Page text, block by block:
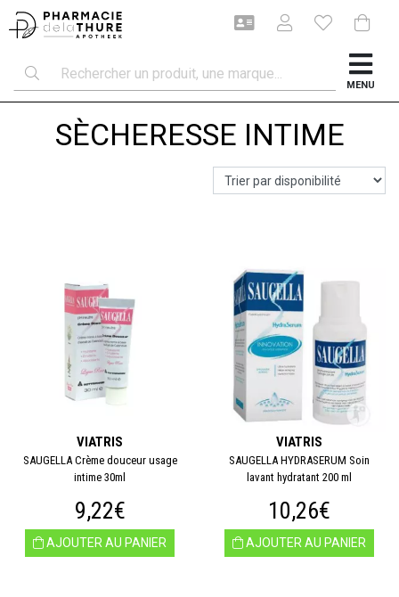
MENU
SÈCHERESSE INTIME
VIATRIS
SAUGELLA Crème douceur usage
intime 30ml
9,22€
AJOUTER AU PANIER
VIATRIS
SAUGELLA HYDRASERUM Soin
lavant hydratant 200 ml
10,26€
AJOUTER AU PANIER